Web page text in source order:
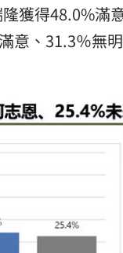
獲得48.0%滿
意、31.3％無